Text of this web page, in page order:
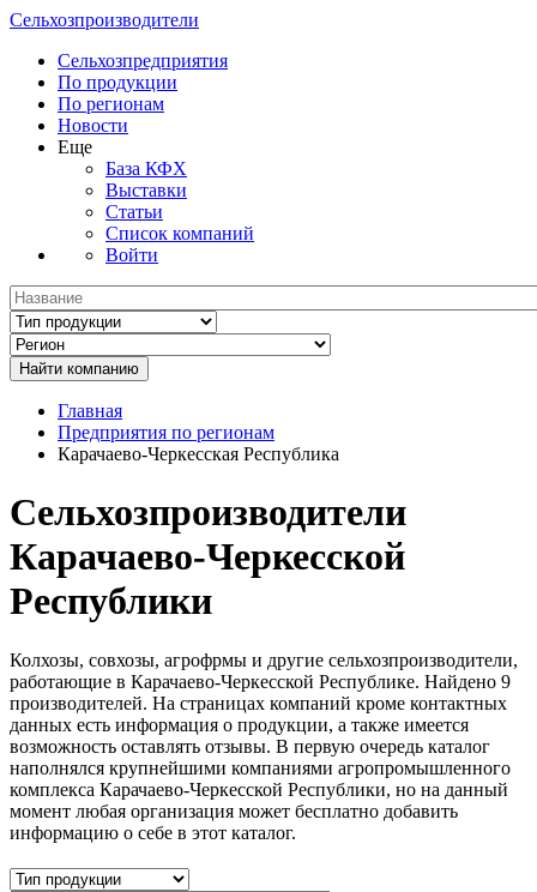
Сельхозпроизводители
Сельхозпредприятия
По продукции
По регионам
Новости
Еще
База КФХ
Выставки
Статьи
Список компаний
Войти
Главная
Предприятия по регионам
Карачаево-Черкесская Республика
Сельхозпроизводители
Карачаево-Черкесской
Республики
Колхозы, совхозы, агрофрмы и другие сельхозпроизводители,
работающие в Карачаево-Черкесской Республике. Найдено 9
производителей. На страницах компаний кроме контактных
данных есть информация о продукции, а также имеется
возможность оставлять отзывы. В первую очередь каталог
наполнялся крупнейшими компаниями агропромышленного
комплекса Карачаево-Черкесской Республики, но на данный
момент любая организация может бесплатно добавить
информацию о себе в этот каталог.